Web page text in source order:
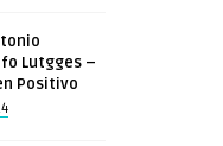
Lutgges –
Positivo